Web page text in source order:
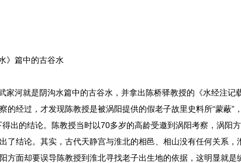
》篇中的古谷水
家河就是阴沟水篇中的古谷水，并拿出陈桥驿教授的《水经注
的经过，才发现陈教授是被涡阳提供的假老子故里史料所“蒙蔽”
得出的结论。陈教授当时以70多岁的高龄受邀到涡阳考察，涡阳
了结论。其实，古代天静宫与淮北的相邑、相山没有任何关系
方面却要误导陈教授到淮北寻找老子出生地的依据，这明显就是